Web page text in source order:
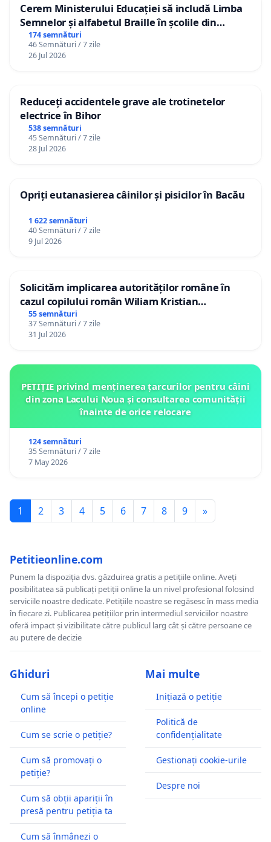
Cerem Ministerului Educației să includă Limba
Semnelor și alfabetul Braille în școlile din
Republica Moldova!
174 semnături
46 Semnături / 7 zile
26 Jul 2026
Reduceți accidentele grave ale trotinetelor
electrice în Bihor
538 semnături
45 Semnături / 7 zile
28 Jul 2026
Opriți eutanasierea câinilor și pisicilor în Bacău
1 622 semnături
40 Semnături / 7 zile
9 Jul 2026
Solicităm implicarea autorităților române în
cazul copilului român Wiliam Kristian
Gheorghe, aflat în plasament în Danemarca de
12 ani
55 semnături
37 Semnături / 7 zile
31 Jul 2026
PETIȚIE privind menținerea țarcurilor pentru câini
din zona Lacului Noua și consultarea comunității
înainte de orice relocare
124 semnături
35 Semnături / 7 zile
7 May 2026
1 2 3 4 5 6 7 8 9 »
Petitieonline.com
Punem la dispoziția dvs. găzduirea gratis a petițiile online. Aveți
posibilitatea să publicați petiții online la un nivel profesional folosind
serviciile noastre dedicate. Petițiile noastre se regăsesc în mass media
în fiecare zi. Publicarea petițiilor prin intermediul serviciilor noastre
oferă impact și vizibilitate către publicul larg cât și către persoane ce
au putere de decizie
Ghiduri
Cum să începi o petiție
online
Cum se scrie o petiție?
Cum să promovați o
petiție?
Cum să obții apariții în
presă pentru petiția ta
Cum să înmânezi o
Mai multe
Inițiază o petiție
Politică de
confidențialitate
Gestionați cookie-urile
Despre noi